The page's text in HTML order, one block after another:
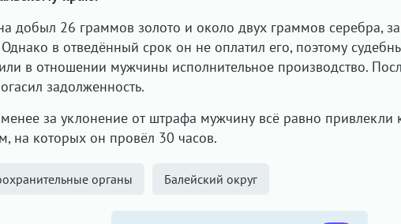
добыл 26 граммов золото и около двух граммов серебра,
в отведённый срок он не оплатил его, поэтому
в отношении мужчины исполнительное производство.
задолженность.
за уклонение от штрафа мужчину всё равно привлекли
на которых он провёл 30 часов.
органы Балейский округ